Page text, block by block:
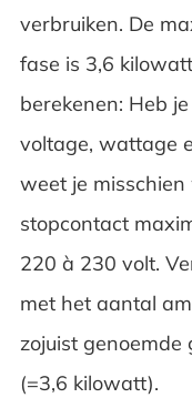
verbruiken. De
fase is 3,6
berekenen: Heb
voltage, wattage
weet je
stopcontact
220 à 230 volt.
met het aantal
zojuist
(=3,6 kilowatt).